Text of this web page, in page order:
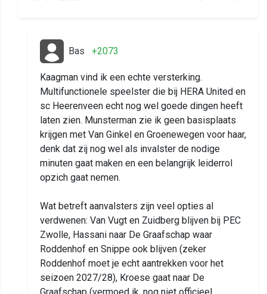
Bas +2073
Kaagman vind ik een echte versterking.
Multifunctionele speelster die bij HERA United en
sc Heerenveen echt nog wel goede dingen heeft
laten zien. Munsterman zie ik geen basisplaats
krijgen met Van Ginkel en Groenewegen voor haar,
denk dat zij nog wel als invalster de nodige
minuten gaat maken en een belangrijk leiderrol
opzich gaat nemen.
Wat betreft aanvalsters zijn veel opties al
verdwenen: Van Vugt en Zuidberg blijven bij PEC
Zwolle, Hassani naar De Graafschap waar
Roddenhof en Snippe ook blijven (zeker
Roddenhof moet je echt aantrekken voor het
seizoen 2027/28), Kroese gaat naar De